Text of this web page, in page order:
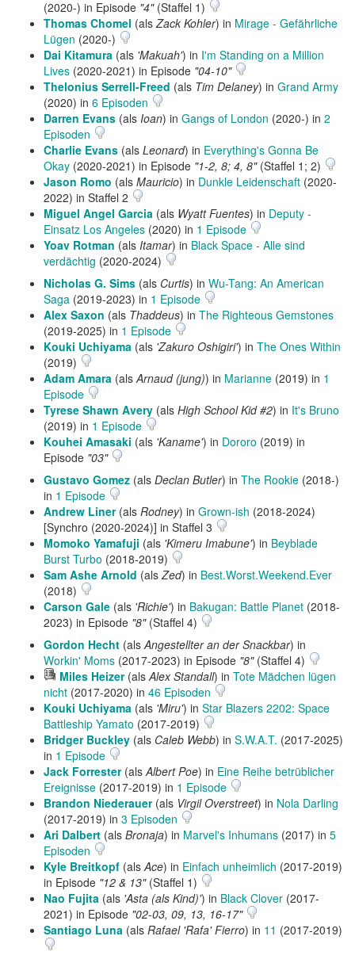
(2020-) in Episode "4"(Staffel 1)
Thomas Chomel (alsZack Kohler) in Mirage - Gefährliche
Lügen (2020-)
Dai Kitamura (als 'Makuah') in I'm Standing on a Million
Lives (2020-2021) in Episode "04-10"
Thelonius Serrell-Freed (als Tim Delaney) in Grand Army
(2020) in 6 Episoden
Darren Evans (als Ioan) in Gangs of London (2020-) in 2
Episoden
Charlie Evans (als Leonard) in Everything's Gonna Be
Okay (2020-2021) in Episode "1-2, 8; 4, 8"(Staffel 1; 2)
Jason Romo (als Mauricio) in Dunkle Leidenschaft (2020-
2022) in Staffel 2
Miguel Angel Garcia (als Wyatt Fuentes) in Deputy -
Einsatz Los Angeles (2020) in 1 Episode
Yoav Rotman (als Itamar) in Black Space - Alle sind
verdächtig (2020-2024)
Nicholas G. Sims (als Curtis) in Wu-Tang: An American
Saga (2019-2023) in 1 Episode
Alex Saxon (als Thaddeus) in The Righteous Gemstones
(2019-2025) in 1 Episode
Kouki Uchiyama (als 'Zakuro Oshigiri') in The Ones Within
(2019)
Adam Amara (alsArnaud (jung)) in Marianne (2019) in 1
Episode
Tyrese Shawn Avery (als High School Kid #2) in It's Bruno
(2019) in 1 Episode
Kouhei Amasaki (als 'Kaname') in Dororo (2019) in
Episode "03"
Gustavo Gomez (als Declan Butler) in The Rookie (2018-)
in 1 Episode
Andrew Liner(als Rodney) in Grown-ish (2018-2024)
[Synchro (2020-2024)] in Staffel 3
Momoko Yamafuji (als 'Kimeru Imabune') in Beyblade
Burst Turbo (2018-2019)
Sam Ashe Arnold (alsZed) in Best.Worst.Weekend.Ever
(2018)
Carson Gale (als 'Richie') in Bakugan: Battle Planet (2018-
2023) in Episode "8"(Staffel 4)
Gordon Hecht (alsAngestellter an der Snackbar) in
Workin' Moms (2017-2023) in Episode "8"(Staffel 4)
Hörprobe
abspielen
Miles Heizer(alsAlex Standall) in Tote Mädchen lügen
nicht (2017-2020) in 46 Episoden
Kouki Uchiyama (als 'Miru') in Star Blazers 2202: Space
Battleship Yamato (2017-2019)
Bridger Buckley (als Caleb Webb) in S.W.A.T. (2017-2025)
in 1 Episode
Jack Forrester(alsAlbert Poe) in Eine Reihe betrüblicher
Ereignisse (2017-2019) in 1 Episode
Brandon Niederauer(als Virgil Overstreet) in Nola Darling
(2017-2019) in 3 Episoden
Ari Dalbert (als Bronaja) in Marvel's Inhumans (2017) in 5
Episoden
Kyle Breitkopf (alsAce) in Einfach unheimlich (2017-2019)
in Episode "12 & 13"(Staffel 1)
Nao Fujita (als 'Asta (als Kind)') in Black Clover (2017-
2021) in Episode "02-03, 09, 13, 16-17"
Santiago Luna (als Rafael 'Rafa' Fierro) in 11 (2017-2019)